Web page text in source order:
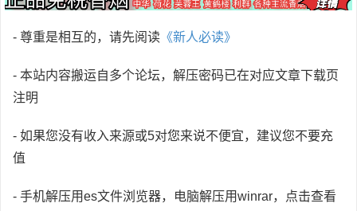
- 尊重是相互的，请先阅读 《新人必读》
- 本站内容搬运自多个论坛，解压密码已在对应文章下载页
注明
- 如果您没有收入来源或5对您来说不便宜，建议您不要充
值
- 手机解压用es文件浏览器，电脑解压用winrar，点击查看